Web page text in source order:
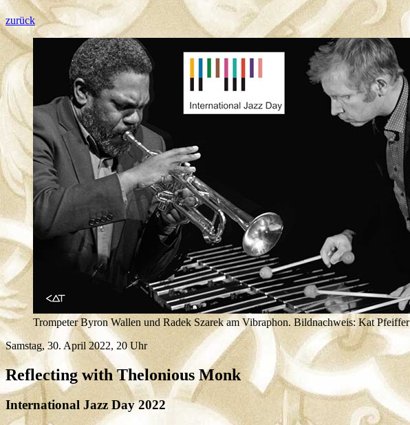
zurück
Trompeter Byron Wallen und Radek Szarek am Vibraphon. Bildnachweis: Kat Pfeiffer
Samstag, 30. April 2022, 20 Uhr
Reflecting with Thelonious Monk
International Jazz Day 2022